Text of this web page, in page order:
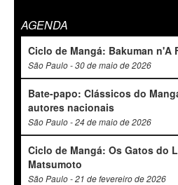
AGENDA
Ciclo de Mangá: Bakuman n'A
São Paulo - 30 de maio de 2026
Bate-papo: Clássicos do
autores nacionais
São Paulo - 24 de maio de 2026
Ciclo de Mangá: Os Gatos do
Matsumoto
São Paulo - 21 de fevereiro de 2026